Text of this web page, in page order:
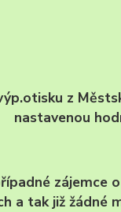
z
nastavenou
a tak již žádné